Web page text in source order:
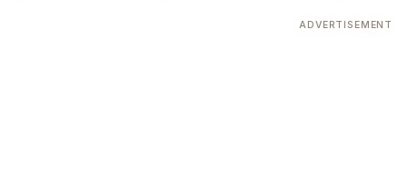
ADVERTISEMENT